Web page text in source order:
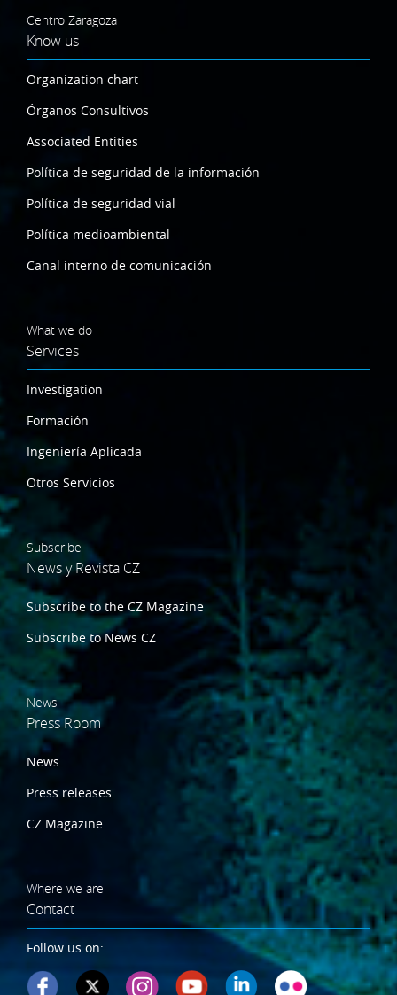
Centro Zaragoza
Know us
Organization chart
Órganos Consultivos
Associated Entities
Política de seguridad de la información
Política de seguridad vial
Política medioambiental
Canal interno de comunicación
What we do
Services
Investigation
Formación
Ingeniería Aplicada
Otros Servicios
Subscribe
News y Revista CZ
Subscribe to the CZ Magazine
Subscribe to News CZ
News
Press Room
News
Press releases
CZ Magazine
Where we are
Contact
Follow us on: